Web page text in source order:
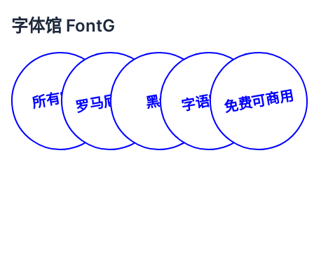
字体馆 FontG
所有字体罗马尼亚文 黑体 字语字库免费可商用